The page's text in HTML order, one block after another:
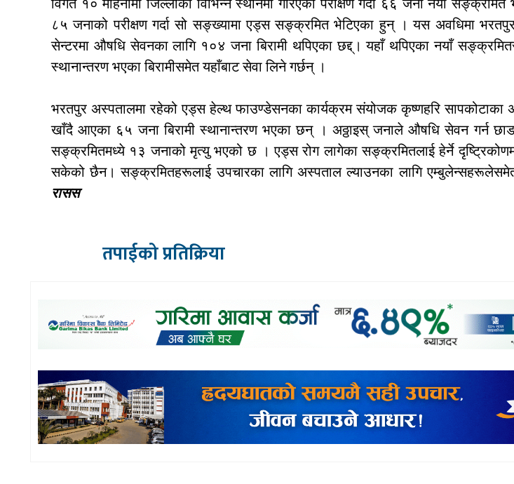
विगत १० महिनामा जिल्लाका विभिन्न स्थानमा गरिएको परीक्षण गर्दा ६६ जना नयाँ
८५ जनाको परीक्षण गर्दा सो सङ्ख्यामा एड्स सङ्क्रमित भेटिएका हुन् । यस अवधिमा
सेन्टरमा औषधि सेवनका लागि १०४ जना बिरामी थपिएका छद्द्। यहाँ थपिएका नयाँ
स्थानान्तरण भएका बिरामीसमेत यहाँबाट सेवा लिने गर्छन् ।
भरतपुर अस्पतालमा रहेको एड्स हेल्थ फाउण्डेसनका कार्यक्रम संयोजक कृष्णहरि सापकोटाका
खाँदै आएका ६५ जना बिरामी स्थानान्तरण भएका छन् । अठ्ठाइस् जनाले औषधि सेवन गर्न
सङ्क्रमितमध्ये १३ जनाको मृत्यु भएको छ । एड्स रोग लागेका सङ्क्रमितलाई हेर्ने
सकेको छैन। सङ्क्रमितहरूलाई उपचारका लागि अस्पताल ल्याउनका लागि एम्बुलेन्सहरूलेसमेत
रासस
तपाईको प्रतिक्रिया